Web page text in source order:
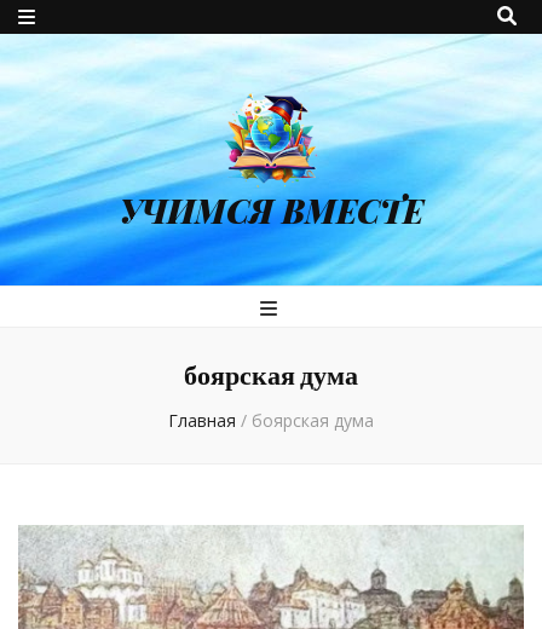
УЧИМСЯ ВМЕСТЕ
боярская дума
Главная / боярская дума